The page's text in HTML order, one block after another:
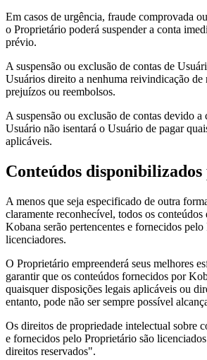
Em casos de urgência, fraude comprovada
o Proprietário poderá suspender a conta
prévio.
A suspensão ou exclusão de contas de
Usuários direito a nenhuma reivindicação de
prejuízos ou reembolsos.
A suspensão ou exclusão de contas devido a
Usuário não isentará o Usuário de pagar
aplicáveis.
Conteúdos
A menos que seja especificado de outra
claramente reconhecível, todos os
Kobana serão pertencentes e fornecidos
licenciadores.
O Proprietário empreenderá seus melhores
garantir que os conteúdos fornecidos por
quaisquer disposições legais aplicáveis ou
entanto, pode não ser sempre possível
Os direitos de propriedade intelectual sobre
e fornecidos pelo Proprietário são
direitos reservados".